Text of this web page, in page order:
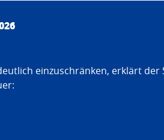
einzuschränken, erklärt der